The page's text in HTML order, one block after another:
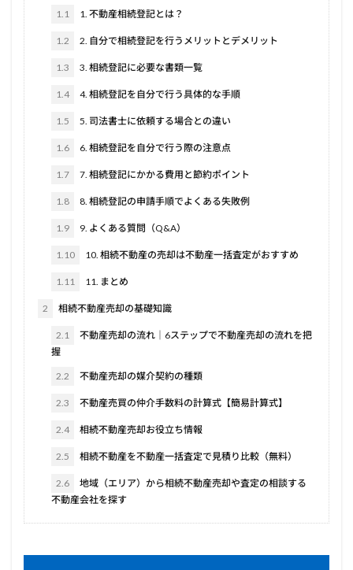
1.1 1. 不動産相続登記とは？
1.2 2. 自分で相続登記を行うメリットとデメリット
1.3 3. 相続登記に必要な書類一覧
1.4 4. 相続登記を自分で行う具体的な手順
1.5 5. 司法書士に依頼する場合との違い
1.6 6. 相続登記を自分で行う際の注意点
1.7 7. 相続登記にかかる費用と節約ポイント
1.8 8. 相続登記の申請手順でよくある失敗例
1.9 9. よくある質問（Q&A）
1.10 10. 相続不動産の売却は不動産一括査定がおすすめ
1.11 11. まとめ
2 相続不動産売却の基礎知識
2.1
不動産売却の流れ｜6ステップで不動産売却の流れを把
握
2.2 不動産売却の媒介契約の種類
2.3 不動産売買の仲介手数料の計算式【簡易計算式】
2.4 相続不動産売却お役立ち情報
2.5 相続不動産を不動産一括査定で見積り比較（無料）
2.6
地域（エリア）から相続不動産売却や査定の相談する
不動産会社を探す